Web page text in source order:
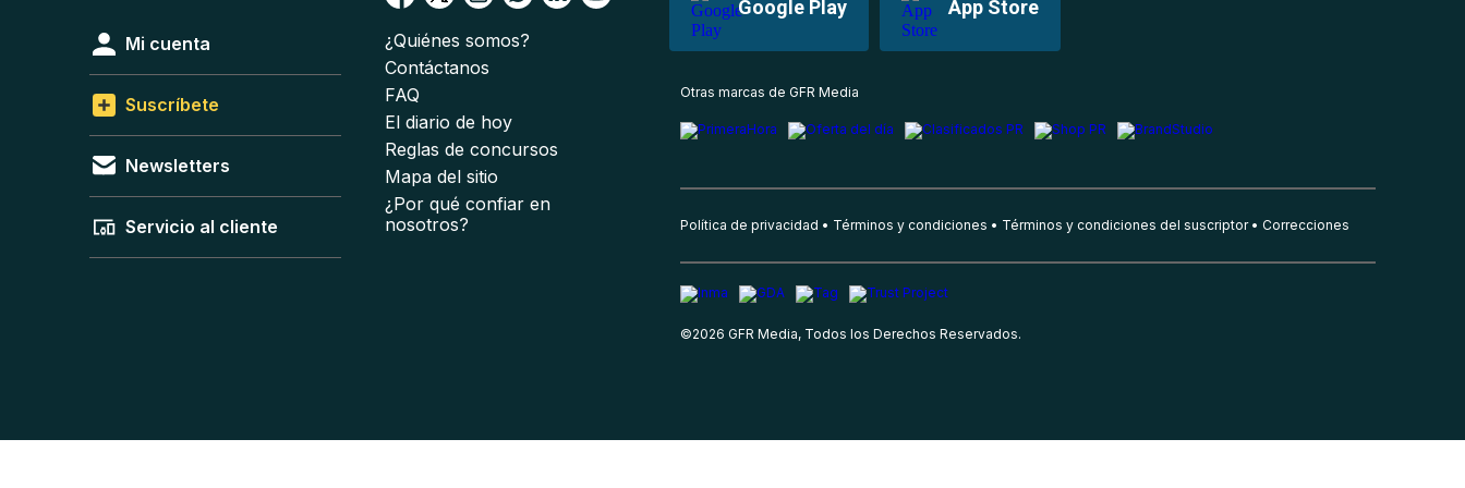
Google Play App Store
Mi cuenta
Suscríbete
Newsletters
Servicio al cliente
¿Quiénes somos?
Contáctanos
FAQ
El diario de hoy
Reglas de concursos
Mapa del sitio
¿Por qué confiar en
nosotros?
Otras marcas de GFR Media
Política de privacidad Términos y condiciones Términos y condiciones del suscriptor Correcciones
©2026 GFR Media, Todos los Derechos Reservados.